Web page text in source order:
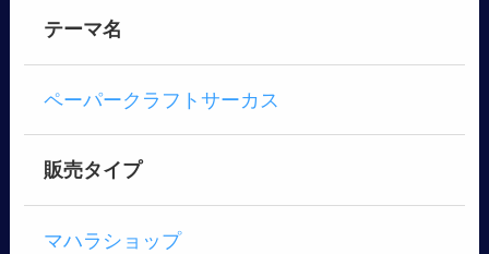
テーマ名
ペーパークラフトサーカス
販売タイプ
マハラショップ